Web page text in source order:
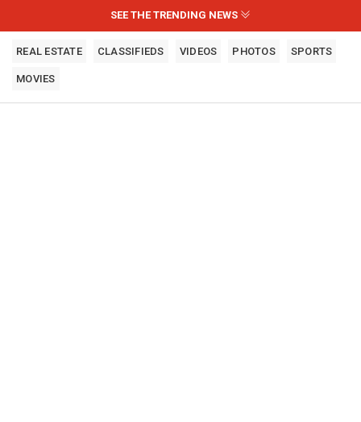
SEE THE TRENDING NEWS
REAL ESTATE CLASSIFIEDS VIDEOS PHOTOS SPORTS
MOVIES